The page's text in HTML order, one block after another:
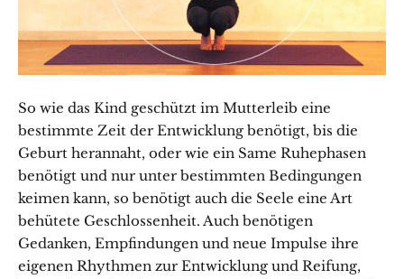
So wie das Kind geschützt im Mutterleib eine
bestimmte Zeit der Entwicklung benötigt, bis die
Geburt herannaht, oder wie ein Same Ruhephasen
benötigt und nur unter bestimmten Bedingungen
keimen kann, so benötigt auch die Seele eine Art
behütete Geschlossenheit. Auch benötigen
Gedanken, Empfindungen und neue Impulse ihre
eigenen Rhythmen zur Entwicklung und Reifung,